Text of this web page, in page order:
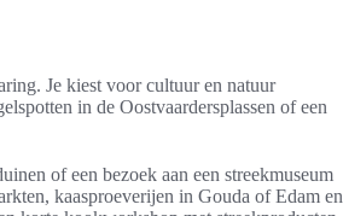
Je kiest voor cultuur en natuur
in de Oostvaardersplassen of een
of een bezoek aan een streekmuseum
kaasproeverijen in Gouda of Edam en